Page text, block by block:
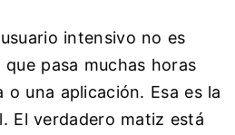
intensivo no es
pasa muchas horas
o una aplicación. Esa es la
El verdadero matiz está